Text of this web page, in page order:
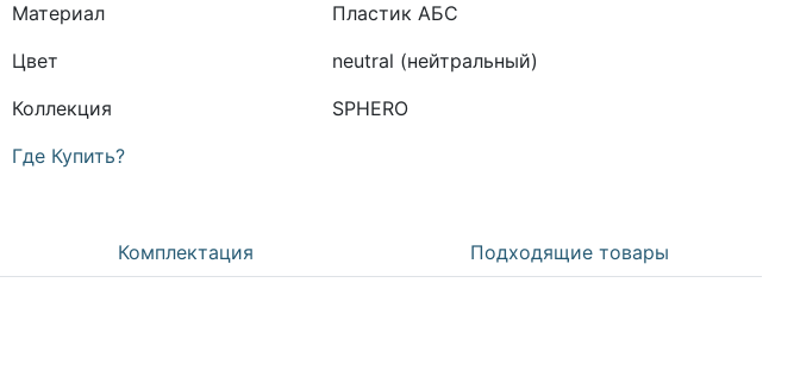
Материал
Пластик АБС
Цвет
neutral (нейтральный)
Коллекция
SPHERO
Где Купить?
Комплектация Подходящие товары